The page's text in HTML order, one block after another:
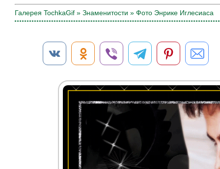
Галерея TochkaGif » Знаменитости » Фото Энрике Иглесиаса